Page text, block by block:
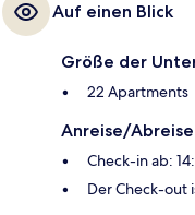
Auf einen Blick
Größe der
22 Apartments
Anreise/Abreise
Check-in ab:
Der Check-out